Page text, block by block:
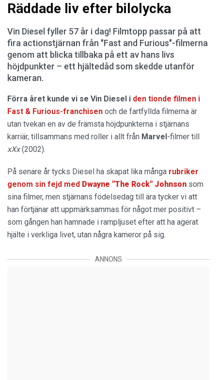
Räddade liv efter bilolycka
Vin Diesel fyller 57 år i dag! Filmtopp passar på att
fira actionstjärnan från "Fast and Furious"-filmerna
genom att blicka tillbaka på ett av hans livs
höjdpunkter – ett hjältedåd som skedde utanför
kameran.
Förra året kunde vi se Vin Diesel i den tionde filmen i
Fast & Furious-franchisen och de fartfyllda filmerna är
utan tvekan en av de främsta höjdpunkterna i stjärnans
karriär, tillsammans med roller i allt från Marvel-filmer till
xXx(2002).
På senare år tycks Diesel ha skapat lika många rubriker
genom sin fejd med Dwayne "The Rock" Johnson som
sina filmer, men stjärnans födelsedag till ära tycker vi att
han förtjänar att uppmärksammas för något mer positivt –
som gången han hamnade i rampljuset efter att ha agerat
hjälte i verkliga livet, utan några kameror på sig.
ANNONS